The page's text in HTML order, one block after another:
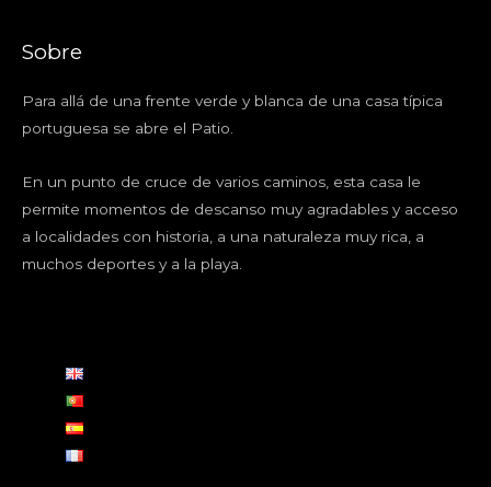
Sobre
Para allá de una frente verde y blanca de una casa típica
portuguesa se abre el Patio.
En un punto de cruce de varios caminos, esta casa le
permite momentos de descanso muy agradables y acceso
a localidades con historia, a una naturaleza muy rica, a
muchos deportes y a la playa.